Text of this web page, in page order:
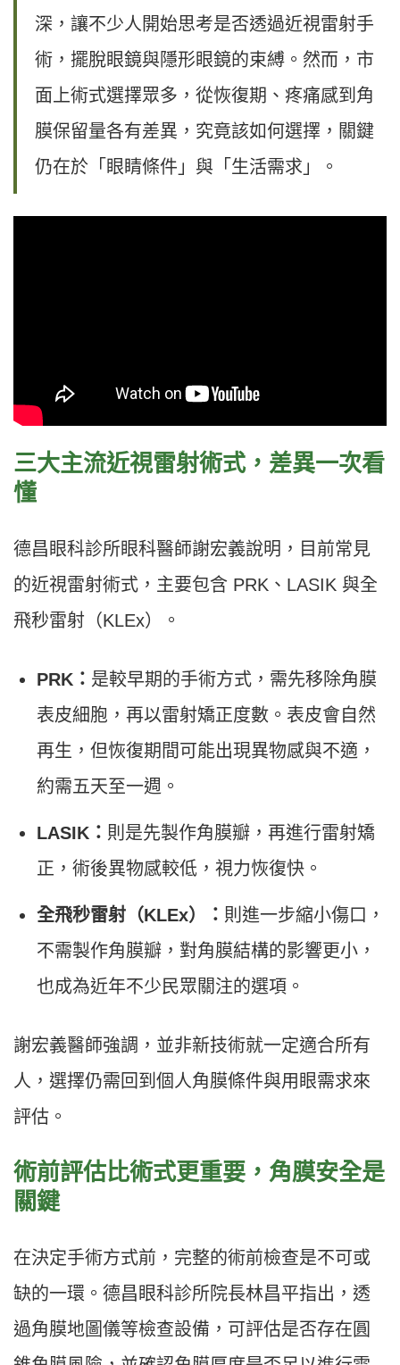
深，讓不少人開始思考是否透過近視雷射手
術，擺脫眼鏡與隱形眼鏡的束縛。然而，市
面上術式選擇眾多，從恢復期、疼痛感到角
膜保留量各有差異，究竟該如何選擇，關鍵
仍在於「眼睛條件」與「生活需求」。
三大主流近視雷射術式，差異一次看
懂
德昌眼科診所眼科醫師謝宏義說明，目前常見
的近視雷射術式，主要包含 PRK、LASIK 與全
飛秒雷射（KLEx）。
PRK： 是較早期的手術方式，需先移除角膜
表皮細胞，再以雷射矯正度數。表皮會自然
再生，但恢復期間可能出現異物感與不適，
約需五天至一週。
LASIK： 則是先製作角膜瓣，再進行雷射矯
正，術後異物感較低，視力恢復快。
全飛秒雷射（KLEx）： 則進一步縮小傷口，
不需製作角膜瓣，對角膜結構的影響更小，
也成為近年不少民眾關注的選項。
謝宏義醫師強調，並非新技術就一定適合所有
人，選擇仍需回到個人角膜條件與用眼需求來
評估。
術前評估比術式更重要，角膜安全是
關鍵
在決定手術方式前，完整的術前檢查是不可或
缺的一環。德昌眼科診所院長林昌平指出，透
過角膜地圖儀等檢查設備，可評估是否存在圓